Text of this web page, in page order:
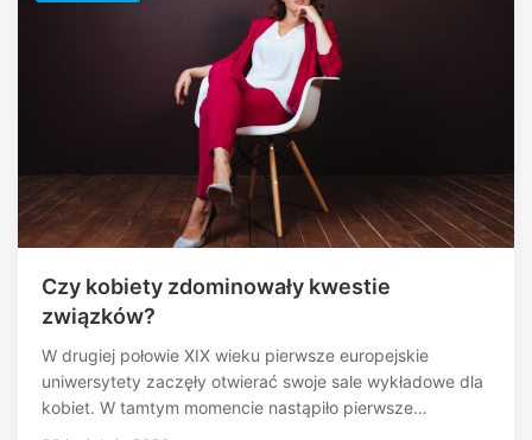
Czy kobiety zdominowały kwestie
związków?
W drugiej połowie XIX wieku pierwsze europejskie
uniwersytety zaczęły otwierać swoje sale wykładowe dla
kobiet. W tamtym momencie nastąpiło pierwsze…